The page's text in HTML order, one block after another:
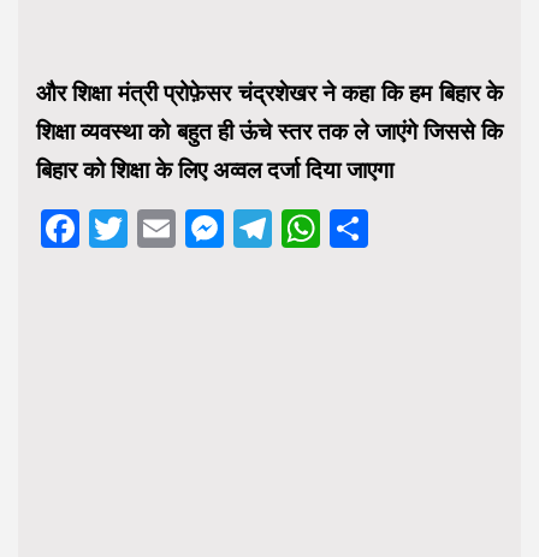
और शिक्षा मंत्री प्रोफ़ेसर चंद्रशेखर ने कहा कि हम बिहार के
शिक्षा व्यवस्था को बहुत ही ऊंचे स्तर तक ले जाएंगे जिससे कि
बिहार को शिक्षा के लिए अव्वल दर्जा दिया जाएगा
Facebook
Twitter
EmailMessenger
Telegram
WhatsApp